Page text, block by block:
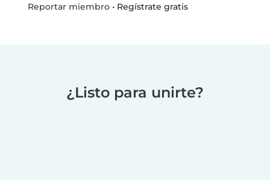
Reportar miembro• Regístrate gratis
¿Listo para unirte?